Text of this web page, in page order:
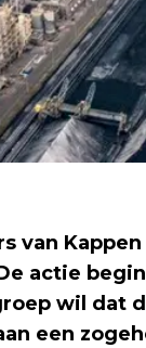
van
actie
wil dat
een